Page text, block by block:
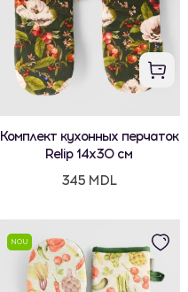
Комплект кухонных перчаток
Relip 14x30 см
345 MDL
NOU